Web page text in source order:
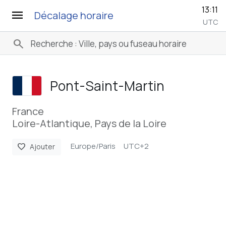
menu Décalage horaire 13:11
UTC
search
Pont-Saint-Martin
France
Loire-Atlantique, Pays de la Loire
favorite Ajouter Europe/Paris UTC+2